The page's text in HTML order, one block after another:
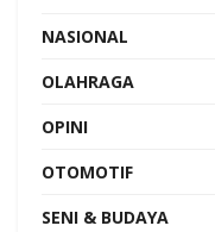
NASIONAL
OLAHRAGA
OPINI
OTOMOTIF
SENI & BUDAYA